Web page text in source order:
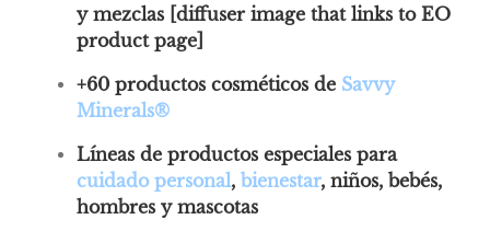
y mezclas [diffuser image that links to EO
product page]
+60 productos cosméticos de Savvy
Minerals®
Líneas de productos especiales para
cuidado personal, bienestar, niños, bebés,
hombres y mascotas